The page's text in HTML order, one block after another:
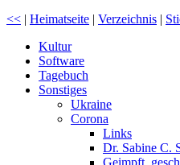
<< | Heimatseite | Verzeichnis |
Kultur
Software
Tagebuch
Sonstiges
Ukraine
Corona
Links
Dr. Sabine C.
Geimpft,